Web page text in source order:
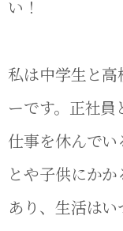
い！
私は中学生と
ーです。正社
仕事を休んで
とや子供にか
あり、生活はい